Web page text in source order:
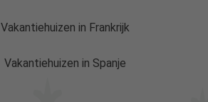
Vakantiehuizen in Frankrijk
Vakantiehuizen in Spanje